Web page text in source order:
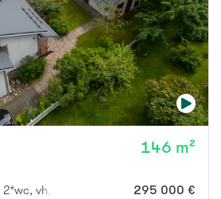
146 m²
vh, khh, aula 295 000 €